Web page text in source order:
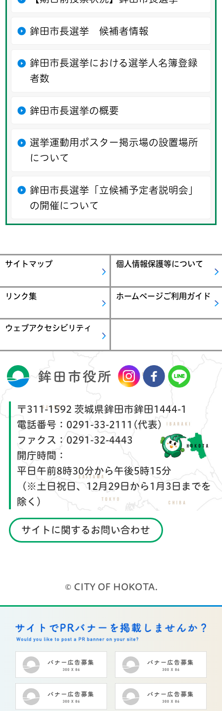
鉾田市長選挙 候補者情報
鉾田市長選挙における選挙人名簿登録
者数
鉾田市長選挙の概要
選挙運動用ポスター掲示場の設置場所
について
鉾田市長選挙「立候補予定者説明会」
の開催について
サイトマップ 個人情報保護等について
リンク集 ホームページご利用ガイド
ウェブアクセシビリティ
〒311-1592 茨城県鉾田市鉾田1444-1
電話番号： 0291-33-2111(代表)
ファクス： 0291-32-4443
開庁時間：
平日午前8時30分から午後5時15分
（※土日祝日、12月29日から1月3日までを
除く）
サイトに関するお問い合わせ
© CITY OF HOKOTA.